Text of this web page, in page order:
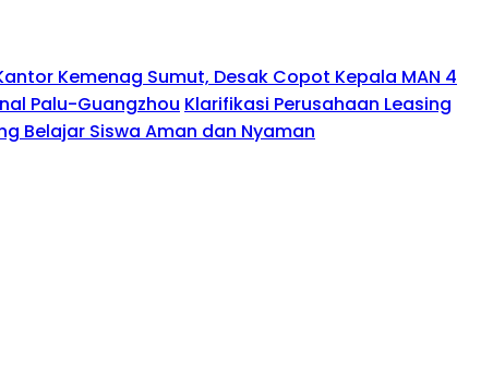
Kemenag Sumut, Desak Copot Kepala MAN 4
Palu-Guangzhou Klarifikasi Perusahaan Leasing
Belajar Siswa Aman dan Nyaman